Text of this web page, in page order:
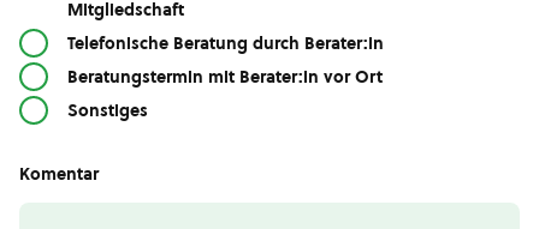
Mitgliedschaft
Telefonische Beratung durch Berater:in
Beratungstermin mit Berater:in vor Ort
Sonstiges
Komentar